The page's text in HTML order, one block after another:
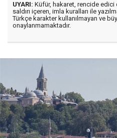
UYARI: Küfür, hakaret, rencide edici
saldırı içeren, imla kuralları ile
Türkçe karakter kullanılmayan ve
onaylanmamaktadır.